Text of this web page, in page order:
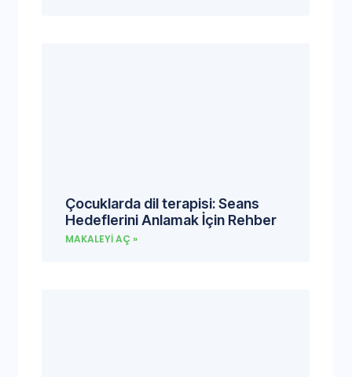
Çocuklarda dil terapisi: Seans
Hedeflerini Anlamak İçin Rehber
MAKALEYI AÇ »